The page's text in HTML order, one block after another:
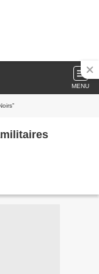
MENU